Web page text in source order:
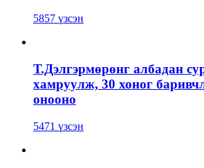
5857 үзсэн
Т.Дэлгэрмөрөнг албадан
хамруулж, 30 хоног
онооно
5471 үзсэн